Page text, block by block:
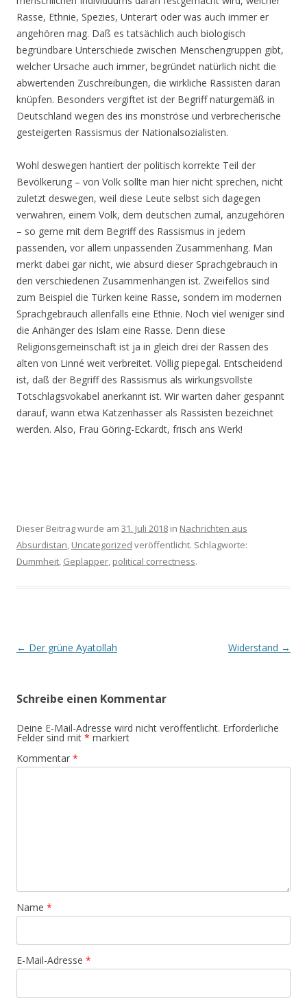
Rasse, Ethnie, Spezies, Unterart oder was auch immer er
angehören mag. Daß es tatsächlich auch biologisch
begründbare Unterschiede zwischen Menschengruppen gibt,
welcher Ursache auch immer, begründet natürlich nicht die
abwertenden Zuschreibungen, die wirkliche Rassisten daran
knüpfen. Besonders vergiftet ist der Begriff naturgemäß in
Deutschland wegen des ins monströse und verbrecherische
gesteigerten Rassismus der Nationalsozialisten.
Wohl deswegen hantiert der politisch korrekte Teil der
Bevölkerung – von Volk sollte man hier nicht sprechen, nicht
zuletzt deswegen, weil diese Leute selbst sich dagegen
verwahren, einem Volk, dem deutschen zumal, anzugehören
– so gerne mit dem Begriff des Rassismus in jedem
passenden, vor allem unpassenden Zusammenhang. Man
merkt dabei gar nicht, wie absurd dieser Sprachgebrauch in
den verschiedenen Zusammenhängen ist. Zweifellos sind
zum Beispiel die Türken keine Rasse, sondern im modernen
Sprachgebrauch allenfalls eine Ethnie. Noch viel weniger sind
die Anhänger des Islam eine Rasse. Denn diese
Religionsgemeinschaft ist ja in gleich drei der Rassen des
alten von Linné weit verbreitet. Völlig piepegal. Entscheidend
ist, daß der Begriff des Rassismus als wirkungsvollste
Totschlagsvokabel anerkannt ist. Wir warten daher gespannt
darauf, wann etwa Katzenhasser als Rassisten bezeichnet
werden. Also, Frau Göring-Eckardt, frisch ans Werk!
Dieser Beitrag wurde am 31. Juli 2018 in Nachrichten aus
Absurdistan, Uncategorized veröffentlicht. Schlagworte:
Dummheit, Geplapper, political correctness.
Beitrags-
← Der grüne Ayatollah Widerstand →
Schreibe einen Kommentar
Deine E-Mail-Adresse wird nicht veröffentlicht. Erforderliche
Felder sind mit * markiert
Kommentar *
Name *
E-Mail-Adresse *